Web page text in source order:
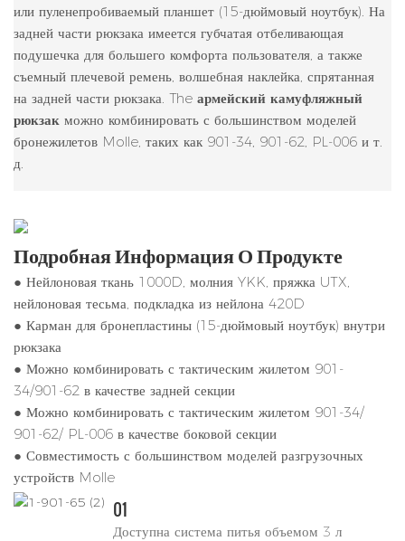
или пуленепробиваемый планшет (15-дюймовый ноутбук). На
задней части рюкзака имеется губчатая отбеливающая
подушечка для большего комфорта пользователя, а также
съемный плечевой ремень, волшебная наклейка, спрятанная
на задней части рюкзака. The армейский камуфляжный
рюкзак можно комбинировать с большинством моделей
бронежилетов Molle, таких как 901-34, 901-62, PL-006 и т.
д.
Подробная Информация О Продукте
● Нейлоновая ткань 1000D, молния YKK, пряжка UTX,
нейлоновая тесьма, подкладка из нейлона 420D
● Карман для бронепластины (15-дюймовый ноутбук) внутри
рюкзака
● Можно комбинировать с тактическим жилетом 901-
34/901-62 в качестве задней секции
● Можно комбинировать с тактическим жилетом 901-34/
901-62/ PL-006 в качестве боковой секции
● Совместимость с большинством моделей разгрузочных
устройств Molle
01
Доступна система питья объемом 3 л